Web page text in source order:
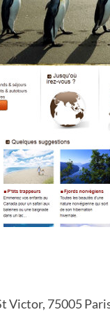
Victor, 75005